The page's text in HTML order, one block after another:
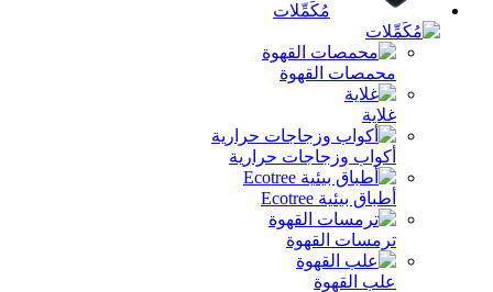
مُكَمِّلات
محمصات القهوة
غلاية
أكواب وزجاجات حرارية
أطباق بيئية Ecotree
ترمسات القهوة
علب القهوة